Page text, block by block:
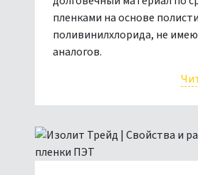
пленками на основе
поливинилхлорида, не
аналогов.